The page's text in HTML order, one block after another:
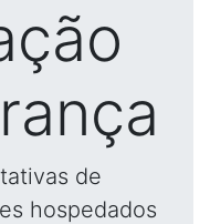
de
hospedados